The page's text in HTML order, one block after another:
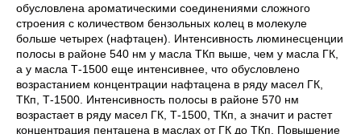
обусловлена ароматическими соединениями сложного
строения с количеством бензольных колец в молекуле
больше четырех (нафтацен). Интенсивность люминесценции
полосы в районе 540 нм у масла ТКп выше, чем у масла ГК,
а у масла Т-1500 еще интенсивнее, что обусловлено
возрастанием концентрации нафтацена в ряду масел ГК,
ТКп, Т-1500. Интенсивность полосы в районе 570 нм
возрастает в ряду масел ГК, Т-1500, ТКп, а значит и растет
концентрация пентацена в маслах от ГК до ТКп. Повышение